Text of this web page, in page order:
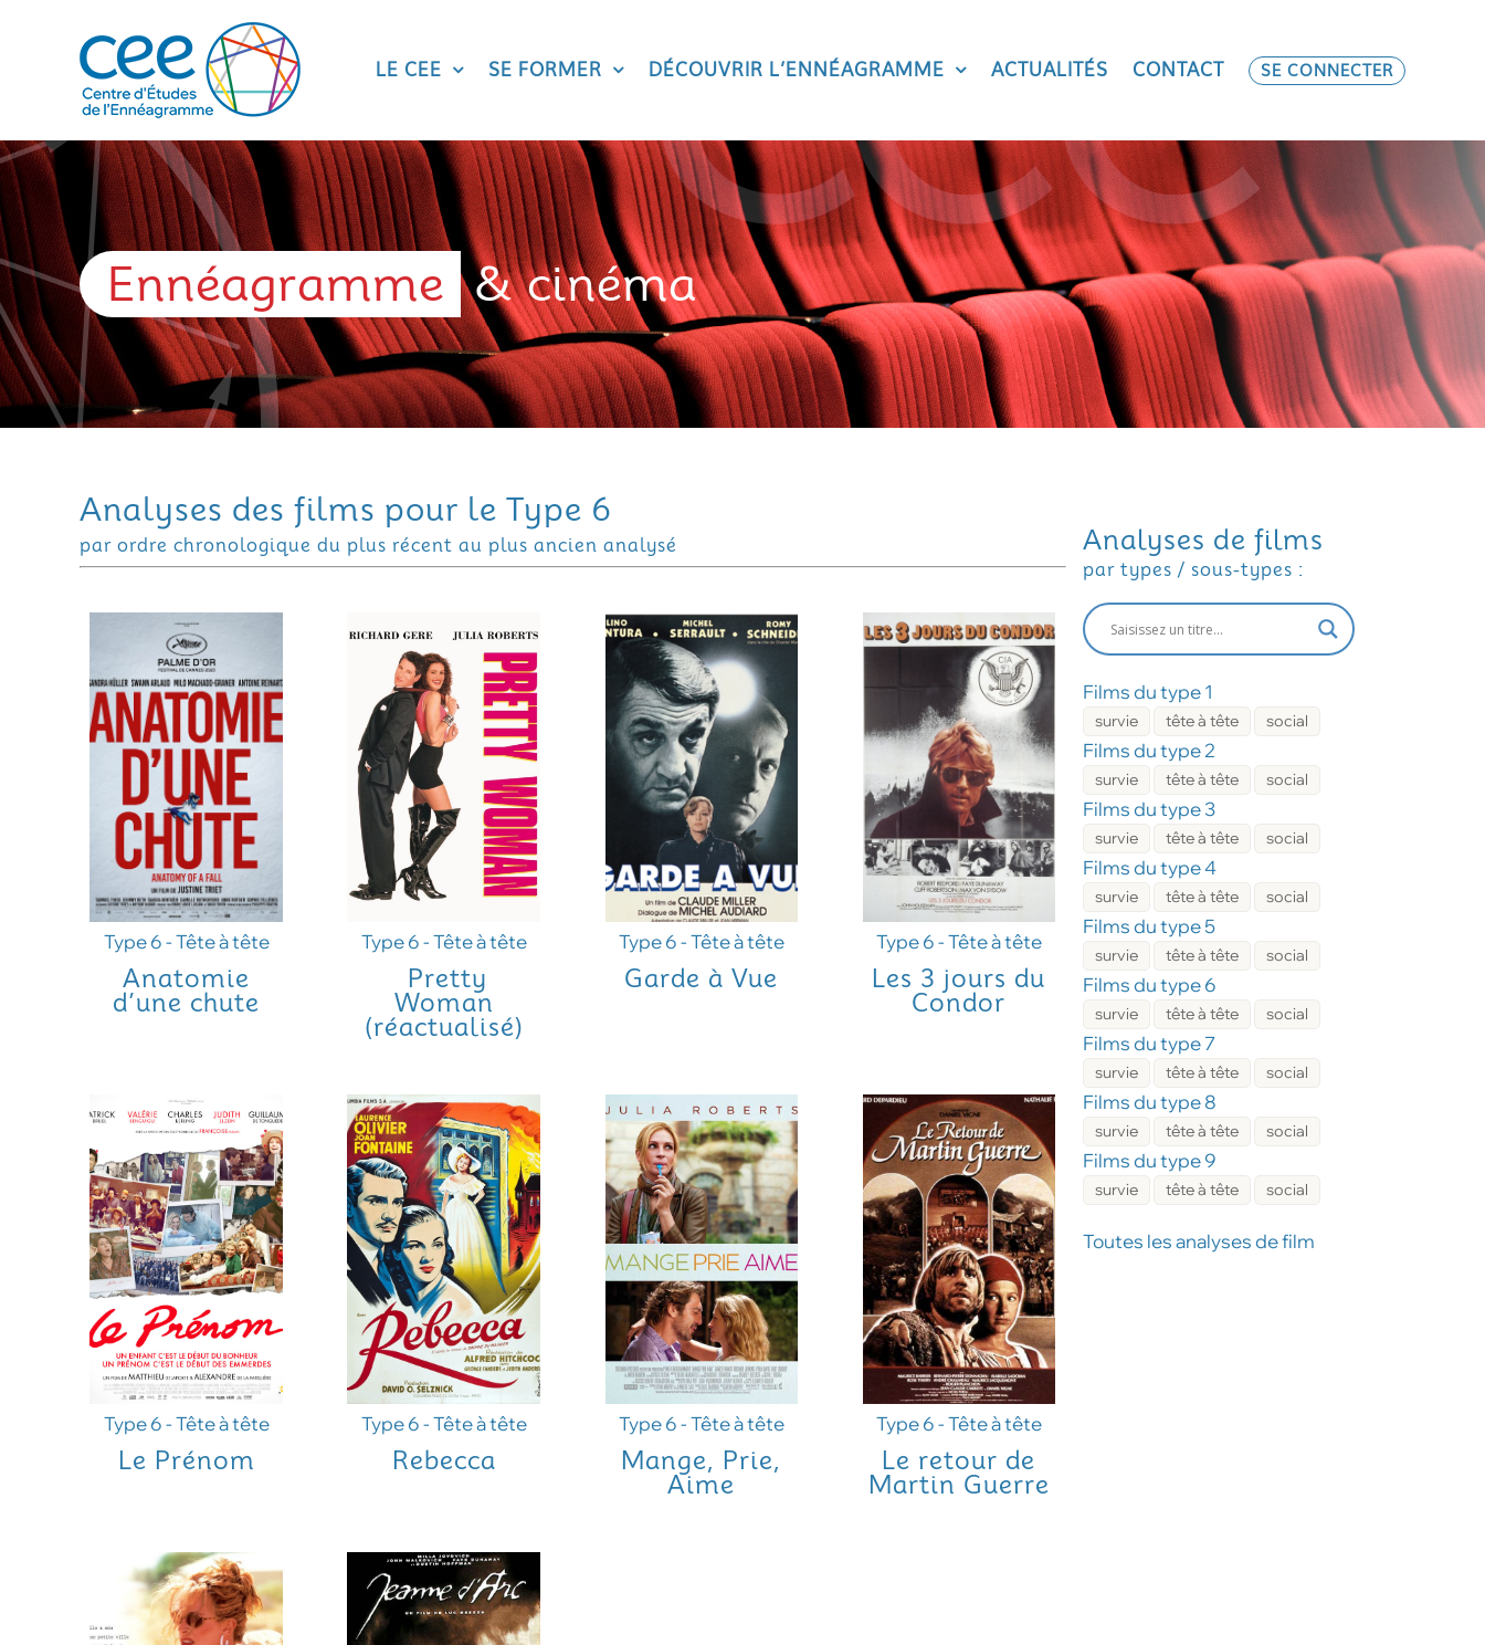
LE CEE SE FORMER DÉCOUVRIR L’ENNÉAGRAMME ACTUALITÉS CONTACT SE CONNECTER
Ennéagramme & cinéma
Analyses des films pour le Type 6
par ordre chronologique du plus récent au plus ancien analysé
Type 6 - Tête à tête
Anatomie
d’une chute
Type 6 - Tête à tête
Pretty
Woman
(réactualisé)
Type 6 - Tête à tête
Garde à Vue
Type 6 - Tête à tête
Les 3 jours du
Condor
Type 6 - Tête à tête
Le Prénom
Type 6 - Tête à tête
Rebecca
Type 6 - Tête à tête
Mange, Prie,
Aime
Type 6 - Tête à tête
Le retour de
Martin Guerre
Analyses de films
par types / sous-types :
Films du type 1
survie tête à tête social
Films du type 2
survie tête à tête social
Films du type 3
survie tête à tête social
Films du type 4
survie tête à tête social
Films du type 5
survie tête à tête social
Films du type 6
survie tête à tête social
Films du type 7
survie tête à tête social
Films du type 8
survie tête à tête social
Films du type 9
survie tête à tête social
Toutes les analyses de film